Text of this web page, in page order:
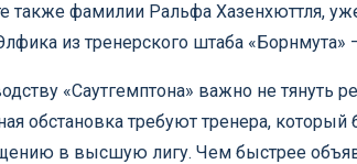
также фамилии Ральфа Хазенхюттля,
из тренерского штаба «Борнмута»
«Саутгемптона» важно не тянуть
обстановка требуют тренера,
в высшую лигу. Чем быстрее